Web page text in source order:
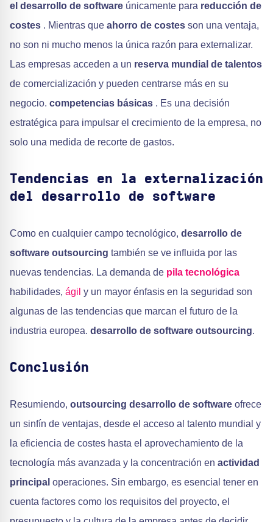
el desarrollo de software únicamente para reducción de
costes . Mientras que ahorro de costes son una ventaja,
no son ni mucho menos la única razón para externalizar.
Las empresas acceden a un reserva mundial de talentos
de comercialización y pueden centrarse más en su
negocio. competencias básicas . Es una decisión
estratégica para impulsar el crecimiento de la empresa, no
solo una medida de recorte de gastos.
Tendencias en la externalización
del desarrollo de software
Como en cualquier campo tecnológico, desarrollo de
software outsourcing también se ve influida por las
nuevas tendencias. La demanda de pila tecnológica
habilidades, ágil y un mayor énfasis en la seguridad son
algunas de las tendencias que marcan el futuro de la
industria europea. desarrollo de software outsourcing.
Conclusión
Resumiendo, outsourcing desarrollo de software ofrece
un sinfín de ventajas, desde el acceso al talento mundial y
la eficiencia de costes hasta el aprovechamiento de la
tecnología más avanzada y la concentración en actividad
principal operaciones. Sin embargo, es esencial tener en
cuenta factores como los requisitos del proyecto, el